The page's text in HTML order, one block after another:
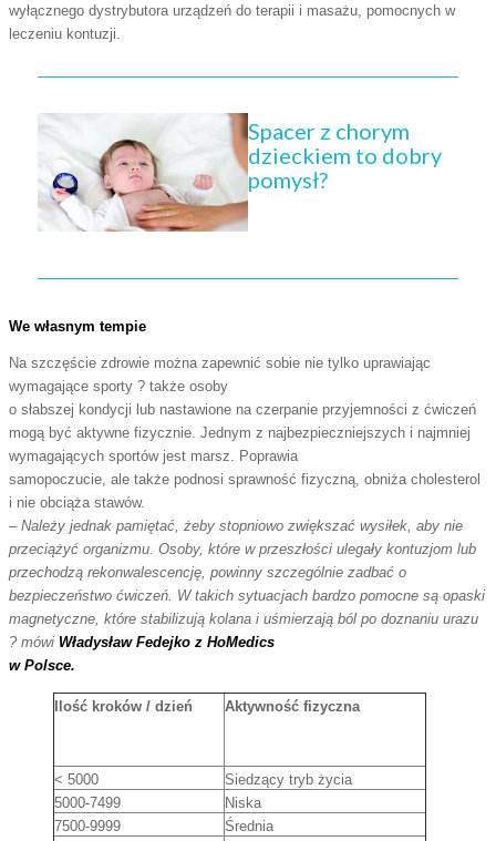
wyłącznego dystrybutora urządzeń do terapii i masażu, pomocnych w
leczeniu kontuzji.
Spacer z chorym
dzieckiem to dobry
pomysł?
We własnym tempie
Na szczęście zdrowie można zapewnić sobie nie tylko uprawiając
wymagające sporty ? także osoby
o słabszej kondycji lub nastawione na czerpanie przyjemności z ćwiczeń
mogą być aktywne fizycznie. Jednym z najbezpieczniejszych i najmniej
wymagających sportów jest marsz. Poprawia
samopoczucie, ale także podnosi sprawność fizyczną, obniża cholesterol
i nie obciąża stawów.
– Należy jednak pamiętać, żeby stopniowo zwiększać wysiłek, aby nie
przeciążyć organizmu. Osoby, które w przeszłości ulegały kontuzjom lub
przechodzą rekonwalescencję, powinny szczególnie zadbać o
bezpieczeństwo ćwiczeń. W takich sytuacjach bardzo pomocne są opaski
magnetyczne, które stabilizują kolana i uśmierzają ból po doznaniu urazu
? mówi Władysław Fedejko z HoMedics
w Polsce.
Ilość kroków / dzień Aktywność fizyczna
< 5000
Siedzący tryb życia
5000-7499
Niska
7500-9999
Średnia